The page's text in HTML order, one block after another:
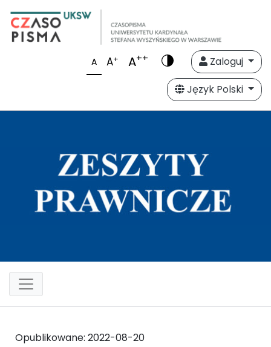
A A+ A++
Zaloguj
Język Polski
Opublikowane: 2022-08-20